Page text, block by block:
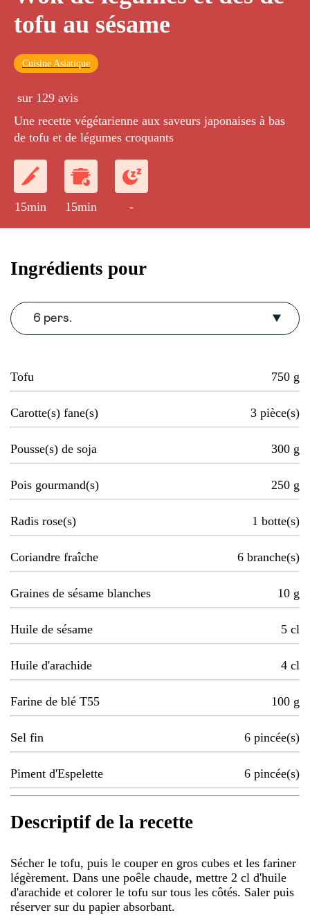
tofu au sésame
Cuisine Asiatique
sur 129 avis
Une recette végétarienne aux saveurs japonaises à bas
de tofu et de légumes croquants
15min 15min -
Ingrédients pour
6 pers.
Tofu 750 g
Carotte(s) fane(s) 3 pièce(s)
Pousse(s) de soja 300 g
Pois gourmand(s) 250 g
Radis rose(s) 1 botte(s)
Coriandre fraîche 6 branche(s)
Graines de sésame blanches 10 g
Huile de sésame 5 cl
Huile d'arachide 4 cl
Farine de blé T55 100 g
Sel fin 6 pincée(s)
Piment d'Espelette 6 pincée(s)
Descriptif de la recette
Sécher le tofu, puis le couper en gros cubes et les fariner
légèrement. Dans une poêle chaude, mettre 2 cl d'huile
d'arachide et colorer le tofu sur tous les côtés. Saler puis
réserver sur du papier absorbant.